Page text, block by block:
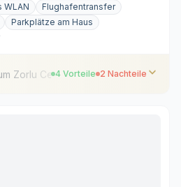
Flughafentransfer
Parkplätze am Haus
Zorlu Center4 Vorteile 2 Nachteile